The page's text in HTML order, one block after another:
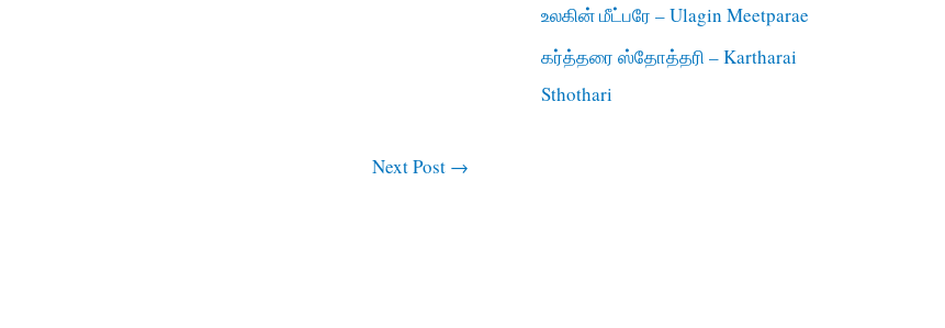
Next Post →
உலகின் மீட்பரே – Ulagin Meetparae
கர்த்தரை ஸ்தோத்தரி – Kartharai
Sthothari